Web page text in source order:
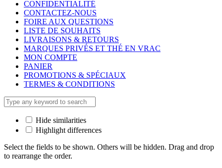
CONFIDENTIALITÉ
CONTACTEZ-NOUS
FOIRE AUX QUESTIONS
LISTE DE SOUHAITS
LIVRAISONS & RETOURS
MARQUES PRIVÉS ET THÉ EN VRAC
MON COMPTE
PANIER
PROMOTIONS & SPÉCIAUX
TERMES & CONDITIONS
Hide similarities
Highlight differences
Select the fields to be shown. Others will be hidden. Drag and drop
to rearrange the order.